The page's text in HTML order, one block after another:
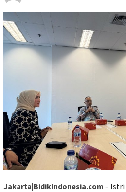
Jakarta|BidikIndonesia.com – Istri